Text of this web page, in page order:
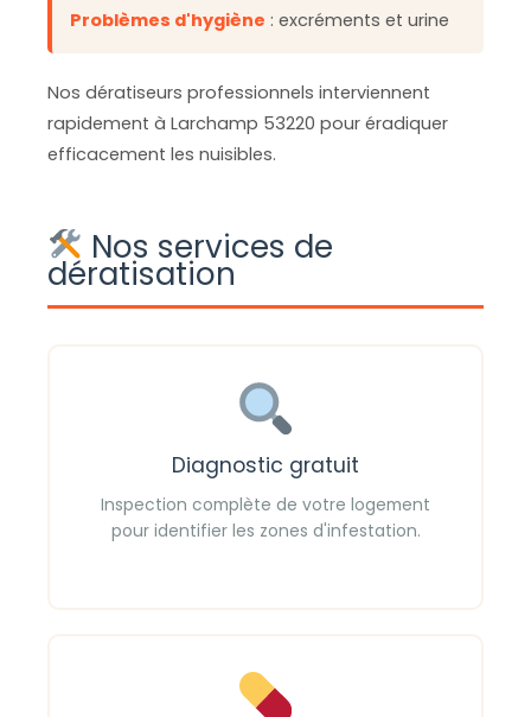
Problèmes d'hygiène : excréments et urine
Nos dératiseurs professionnels interviennent
rapidement à Larchamp 53220 pour éradiquer
efficacement les nuisibles.
Nos services de
dératisation
Diagnostic gratuit
Inspection complète de votre logement
pour identifier les zones d'infestation.